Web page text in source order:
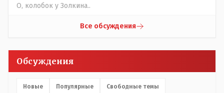
О, колобок у Золкина..
Все обсуждения
Обсуждения
Новые Популярные Свободные темы